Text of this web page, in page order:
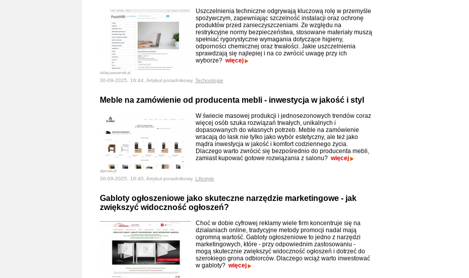
sklep.passerotti.pl
Uszczelnienia techniczne odgrywają kluczową rolę w przemyśle
spożywczym, zapewniając szczelność instalacji oraz ochronę
produktów przed zanieczyszczeniami. Ze względu na
restrykcyjne normy bezpieczeństwa, stosowane materiały muszą
spełniać rygorystyczne wymagania dotyczące higieny,
odporności chemicznej oraz trwałości. Jakie uszczelnienia
sprawdzają się najlepiej i na co zwrócić uwagę przy ich
wyborze? więcej
30-09-2025, 16:44, Artykuł poradnikowy, Technologie
Meble na zamówienie od producenta mebli - inwestycja w jakość i styl
alpmeb.pl
W świecie masowej produkcji i jednosezonowych trendów coraz
więcej osób szuka rozwiązań trwałych, unikalnych i
dopasowanych do własnych potrzeb. Meble na zamówienie
wracają do łask nie tylko jako wybór estetyczny, ale też jako
mądra inwestycja w jakość i komfort codziennego życia.
Dlaczego warto zwrócić się bezpośrednio do producenta mebli,
zamiast kupować gotowe rozwiązania z salonu? więcej
30-09-2025, 16:40, Artykuł poradnikowy, Lifestyle
Gabloty ogłoszeniowe jako skuteczne narzędzie marketingowe - jak
zwiększyć widoczność ogłoszeń?
Choć w dobie cyfrowej reklamy wiele firm koncentruje się na
działaniach online, tradycyjne metody promocji nadal mają
ogromną wartość. Gabloty ogłoszeniowe to jedno z narzędzi
marketingowych, które - przy odpowiednim zastosowaniu -
mogą skutecznie zwiększyć widoczność ogłoszeń i dotrzeć do
szerokiego grona odbiorców. Dlaczego wciąż warto inwestować
w gabloty? więcej